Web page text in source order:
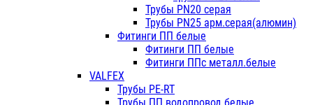
Трубы PN20 серая
Трубы PN25 арм.серая(алюмин)
Фитинги ПП белые
Фитинги ПП белые
Фитинги ППс металл.белые
VALFEX
Трубы PE-RT